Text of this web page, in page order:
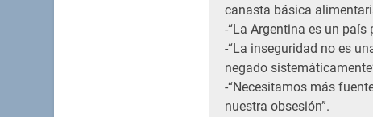
canasta básica
-“La Argentina es un país
-“La inseguridad no es
negado
-“Necesitamos más
nuestra obsesión”.